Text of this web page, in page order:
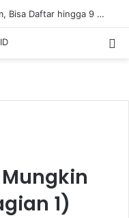
Lowongan Kerja BSI Staff Program, Bisa Daftar hingga 9 Agustus 2026
1)